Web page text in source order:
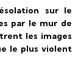
sur le
par le mur de
les images
le plus violent